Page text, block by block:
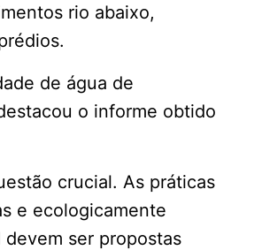
rio abaixo,
de água de
o informe obtido
crucial. As práticas
e ecologicamente
ser propostas